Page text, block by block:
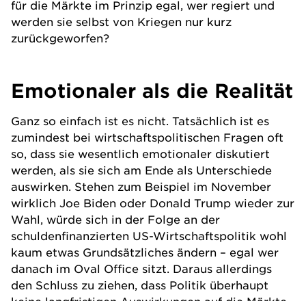
für die Märkte im Prinzip egal, wer regiert und
werden sie selbst von Kriegen nur kurz
zurückgeworfen?
Emotionaler als die Realität
Ganz so einfach ist es nicht. Tatsächlich ist es
zumindest bei wirtschaftspolitischen Fragen oft
so, dass sie wesentlich emotionaler diskutiert
werden, als sie sich am Ende als Unterschiede
auswirken. Stehen zum Beispiel im November
wirklich Joe Biden oder Donald Trump wieder zur
Wahl, würde sich in der Folge an der
schuldenfinanzierten US-Wirtschaftspolitik wohl
kaum etwas Grundsätzliches ändern – egal wer
danach im Oval Office sitzt. Daraus allerdings
den Schluss zu ziehen, dass Politik überhaupt